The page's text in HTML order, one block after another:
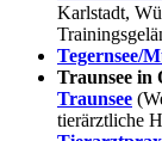
Karlstadt,
Tegernsee/
Traunsee in
Traunsee
tierärztliche